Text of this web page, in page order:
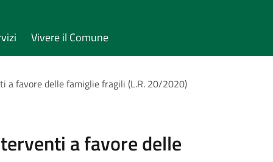
Vivere il Comune
a favore delle famiglie fragili (L.R. 20/2020)
a favore delle